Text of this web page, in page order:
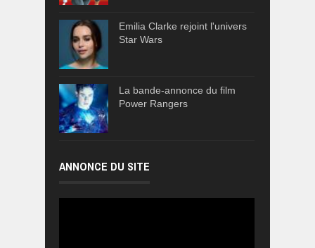
Emilia Clarke rejoint l'univers
Star Wars
La bande-annonce du film
Power Rangers
ANNONCE DU SITE